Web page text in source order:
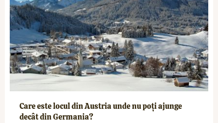
Care este locul din Austria unde nu poți ajunge
decât din Germania?